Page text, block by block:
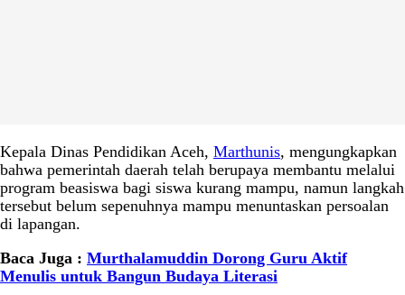
Kepala Dinas Pendidikan Aceh, Marthunis, mengungkapkan
bahwa pemerintah daerah telah berupaya membantu melalui
program beasiswa bagi siswa kurang mampu, namun langkah
tersebut belum sepenuhnya mampu menuntaskan persoalan
di lapangan.
Baca Juga : Murthalamuddin Dorong Guru Aktif
Menulis untuk Bangun Budaya Literasi